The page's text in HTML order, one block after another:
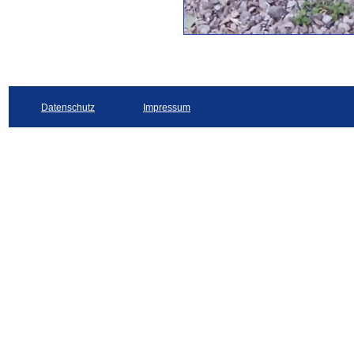
Datenschutz Impressum